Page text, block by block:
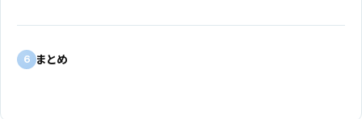
6 まとめ